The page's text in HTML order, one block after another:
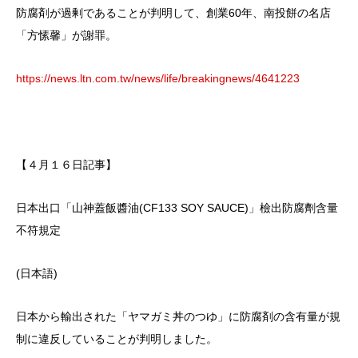
防腐剤が過剰であることが判明して、創業60年、南投餅の名店
「方愫馨」が謝罪。
https://news.ltn.com.tw/news/life/breakingnews/4641223
【４月１６日記事】
日本出口「山神蓋飯醬油(CF133 SOY SAUCE)」檢出防腐劑含量
不符規定
(日本語)
日本から輸出された「ヤマガミ丼のつゆ」に防腐剤の含有量が規
制に違反していることが判明しました。